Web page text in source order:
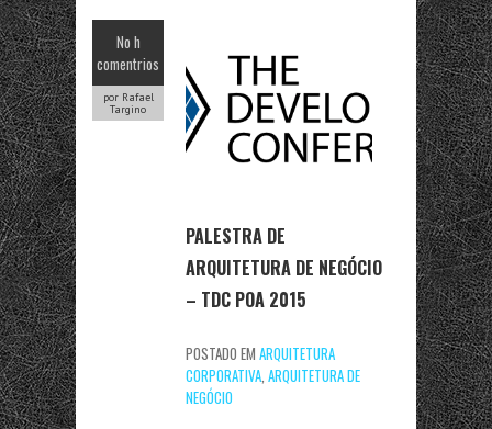
No h
comentrios
por Rafael
Targino
PALESTRA DE
ARQUITETURA DE NEGÓCIO
– TDC POA 2015
POSTADO EM ARQUITETURA
CORPORATIVA ARQUITETURA DE
NEGÓCIO